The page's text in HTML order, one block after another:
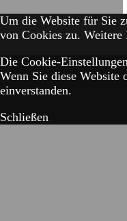
Um die Website für Sie
von Cookies zu. Weitere
Die Cookie-
Wenn Sie diese
einverstanden.
Schließen